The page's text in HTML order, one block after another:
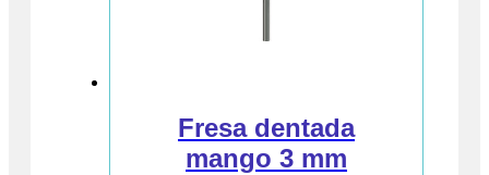
Fresa dentada
mango 3 mm